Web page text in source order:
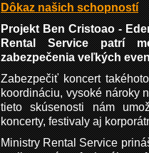
Dôkaz našich schopností
Projekt Ben Cristoao -
Rental Service patrí
zabezpečenia veľkých
Zabezpečiť koncert
koordináciu, vysoké nároky
tieto skúsenosti nám
koncerty, festivaly aj
Ministry Rental Service